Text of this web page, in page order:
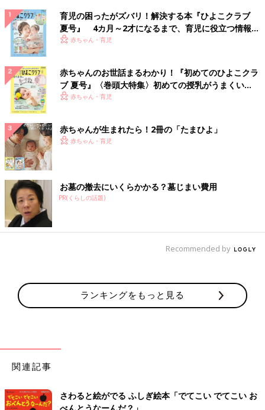
育児の困ったがズバリ！解決する本『ひよこクラブ
夏号』 4カ月～2才になるまで、育児に役立つ情報が
いっぱい！
赤ちゃん・育児
赤ちゃんのお世話まるわかり！『初めてのひよこクラ
ブ 夏号』〈巻頭大特集〉初めての授乳がうまくい
く！ おっぱい・ミルクの基本と夏のトラブル 解決テ
赤ちゃん・育児
赤ちゃんが生まれたら！2冊の「たまひよ」
赤ちゃん・育児
お墓の撤去にいくらかかる？墓じまい費用
PR(くらしの話題)
Recommended by
ランキングをもっと見る
関連記事
さわると絵がでる ふしぎ絵本「でてこい でてこい お